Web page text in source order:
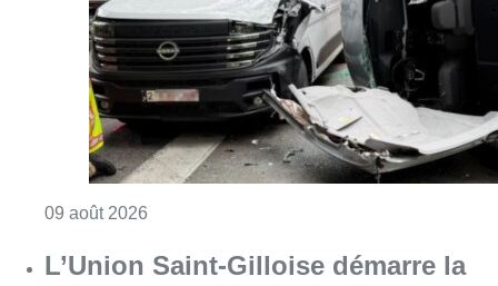
09 août 2026
L’Union Saint-Gilloise démarre la